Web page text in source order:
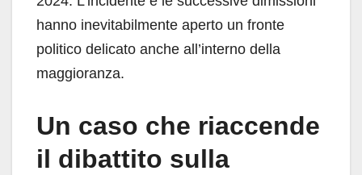
hanno inevitabilmente aperto un fronte
politico delicato anche all’interno della
maggioranza.
Un caso che riaccende
il dibattito sulla